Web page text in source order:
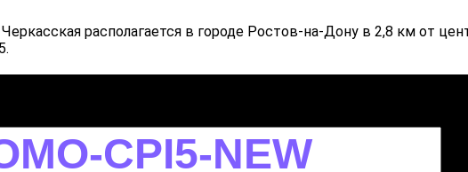
располагается в городе Ростов-на-Дону в 2,8 км от